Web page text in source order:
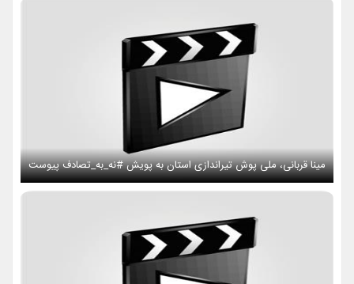
مینا قربانی، ملی پوش تیراندازی استان به پویش #نه_به_تصادف پیوست